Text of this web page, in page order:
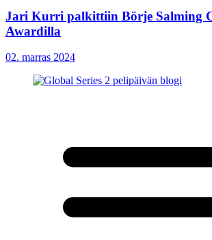
Jari Kurri palkittiin Börje Salming
Awardilla
02. marras 2024